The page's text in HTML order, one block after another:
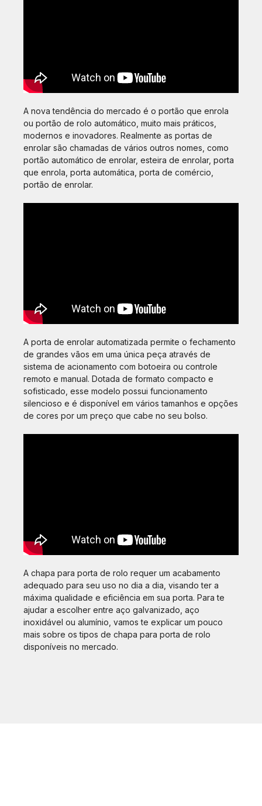
A nova tendência do mercado é o portão que enrola
ou portão de rolo automático, muito mais práticos,
modernos e inovadores. Realmente as portas de
enrolar são chamadas de vários outros nomes, como
portão automático de enrolar, esteira de enrolar, porta
que enrola, porta automática, porta de comércio,
portão de enrolar.
A porta de enrolar automatizada permite o fechamento
de grandes vãos em uma única peça através de
sistema de acionamento com botoeira ou controle
remoto e manual. Dotada de formato compacto e
sofisticado, esse modelo possui funcionamento
silencioso e é disponível em vários tamanhos e opções
de cores por um preço que cabe no seu bolso.
A chapa para porta de rolo requer um acabamento
adequado para seu uso no dia a dia, visando ter a
máxima qualidade e eficiência em sua porta. Para te
ajudar a escolher entre aço galvanizado, aço
inoxidável ou alumínio, vamos te explicar um pouco
mais sobre os tipos de chapa para porta de rolo
disponíveis no mercado.